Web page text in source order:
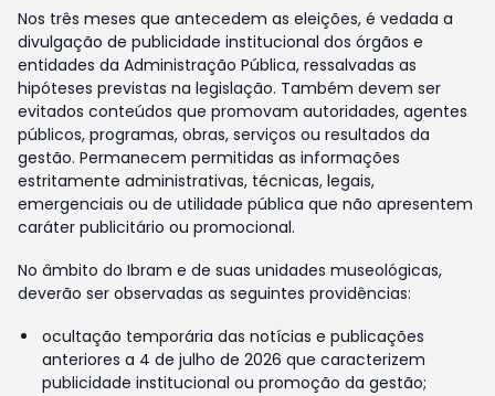
Nos três meses que antecedem as eleições, é vedada a
divulgação de publicidade institucional dos órgãos e
entidades da Administração Pública, ressalvadas as
hipóteses previstas na legislação. Também devem ser
evitados conteúdos que promovam autoridades, agentes
públicos, programas, obras, serviços ou resultados da
gestão. Permanecem permitidas as informações
estritamente administrativas, técnicas, legais,
emergenciais ou de utilidade pública que não apresentem
caráter publicitário ou promocional.
No âmbito do Ibram e de suas unidades museológicas,
deverão ser observadas as seguintes providências:
ocultação temporária das notícias e publicações
anteriores a 4 de julho de 2026 que caracterizem
publicidade institucional ou promoção da gestão;